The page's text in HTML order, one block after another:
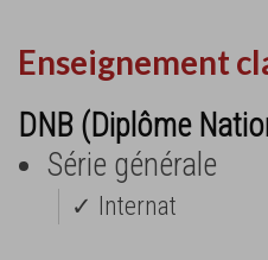
Enseignement
DNB (Diplôme
Série générale
✓ Internat